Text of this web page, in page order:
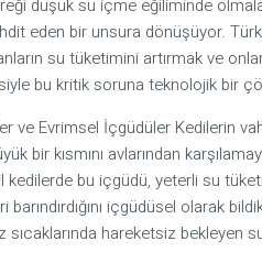
düşük su içme eğiliminde
eden bir unsura dönüşüyor.
su tüketimini artırmak ve
bu kritik soruna teknolojik bir
ve Evrimsel İçgüdüler Kedilerin
bir kısmını avlarından
bu içgüdü, yeterli su
barındırdığını içgüdüsel olarak
sıcaklarında hareketsiz bekleyen